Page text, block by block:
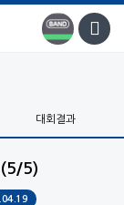
대회결과
(5/5)